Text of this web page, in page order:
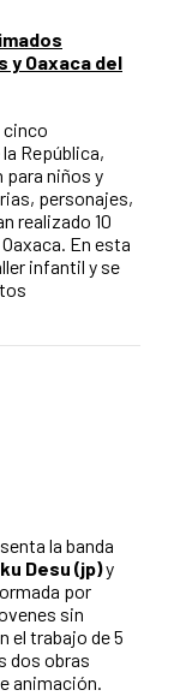
y Oaxaca del
cinco
República,
para niños y
personajes,
realizado 10
En esta
infantil y se
la banda
Desu (jp)y
por
sin
el trabajo de 5
dos obras
animación.